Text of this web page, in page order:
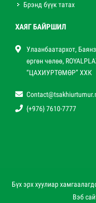
Брэнд бүүк татах
ХАЯГ БАЙРШИЛ
Улаанбаатархот,
өргөн чөлөө,
“ЦАХИУРТӨМӨР” ХХК
{+976} 7610-7777
Бүх эрх хуулиар
Вэб